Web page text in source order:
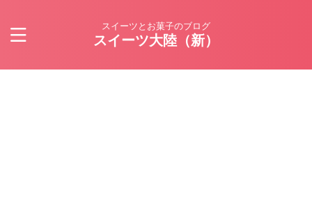
スイーツとお菓子のブログ
スイーツ大陸（新）